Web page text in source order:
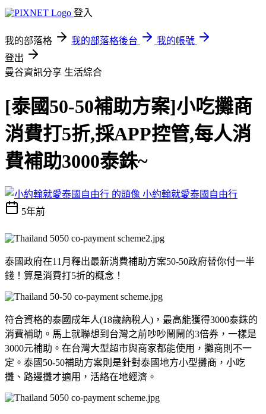
登入
我的部落格 我的部落格後台
我的帳號
登出
曼谷資訊分享 生活綜合
[泰國50-50補助方案]小吃攤商
消費打5折,採APP控管,每人消
費補助3000泰銖~
小約翰就愛泰國自由行
5年前
泰國政府在11月釋出最新消費補助方案50-50政府替你付一半
錢！算是消費打5折的概念！
符合資格的泰國成年人(18歲納稅人)，最高能獲得3000泰銖的
消費補助。馬上就聯想到台灣之前吵吵鬧鬧的3倍券，一樣是
3000元補助。在台灣大型超市與商家都能使用，攤商則不一
定。泰國50-50補助方案則是針對泰國地方小型攤商，小吃
攤、路邊攤才適用，活絡在地經濟。